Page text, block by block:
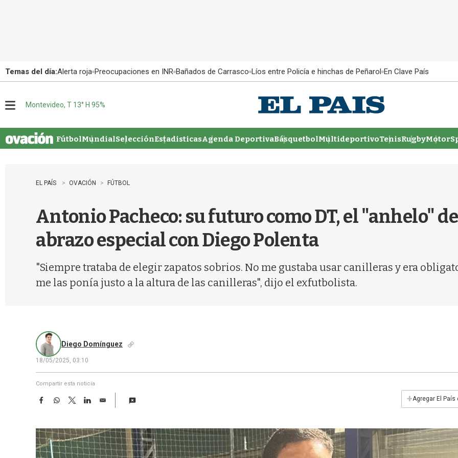
Temas del día:Alerta roja Preocupaciones en INR Bañados de Carrasco Líos entre Policía e hinchas de Peñarol En Clave País
u
Montevideo, T 13° H 95%
FútbolMundialSelecciónEstadisticasAgenda DeportivaBásquetbolMultideportivoTenisRugby
EL PAÍS OVACIÓN FÚTBOL
Antonio Pacheco: su futuro como DT, el "anhelo"
abrazo especial con Diego Polenta
"Siempre trataba de elegir zapatos sobrios. No me gustaba usar canilleras y era
me las ponía justo a la altura de las canilleras", dijo el exfutbolista.
Diego Domínguez
18/05/2025, 03:10
Compartir esta noticia
F
e
b
o
W
t
s
A
T
w
t
t
e
L
k
e
d
E
i
l
+Agregar El País